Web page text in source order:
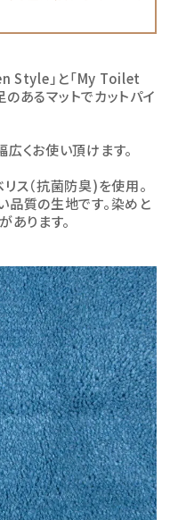
Style」と「My Toilet
あるマットでカットパイ
くお使い頂けます。
ス（抗菌防臭)を使用。
品質の生地です。染めと
あります。